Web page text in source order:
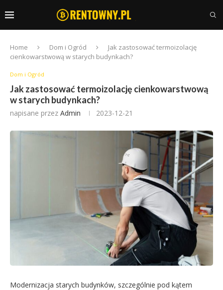
Home Dom i Ogród
Jak zastosować termoizolację
cienkowarstwową w starych budynkach?
Dom i Ogród
Jak zastosować termoizolację cienkowarstwową
w starych budynkach?
napisane przez Admin 2023-12-21
Modernizacja starych budynków, szczególnie pod kątem